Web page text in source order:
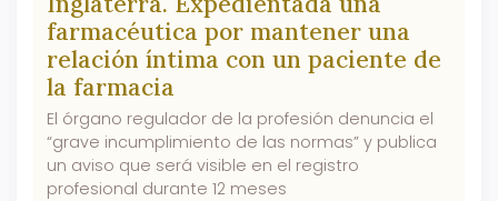
farmacéutica por mantener una
relación íntima con un paciente de
la farmacia
El órgano regulador de la profesión denuncia el
“grave incumplimiento de las normas” y publica
un aviso que será visible en el registro
profesional durante 12 meses